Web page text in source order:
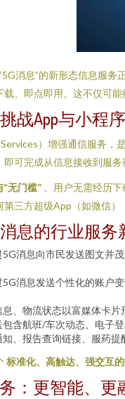
消息”的新形态信息服
、即点即用。这不仅可
战App与小程
）增强通信服务
可完成从信息接收到服务
“无门槛” 。用户无需经历
三方超级App（如微信
息的行业服务
5G消息向市民发送图文并
5G消息发送个性化的账户
息、物流状态以富媒体卡
包含航班/车次动态、电子
知、报告查询链接、服药
标准化、高触达、强交互
：更智能、更